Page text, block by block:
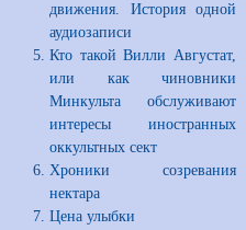
движения. История одной
аудиозаписи
Кто такой Вилли Августат,
или как чиновники
Минкульта обслуживают
интересы иностранных
оккультных сект
Хроники созревания
нектара
Цена улыбки